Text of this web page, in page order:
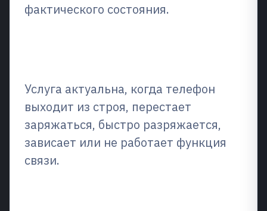
фактического состояния.
Услуга актуальна, когда телефон
выходит из строя, перестает
заряжаться, быстро разряжается,
зависает или не работает функция
связи.